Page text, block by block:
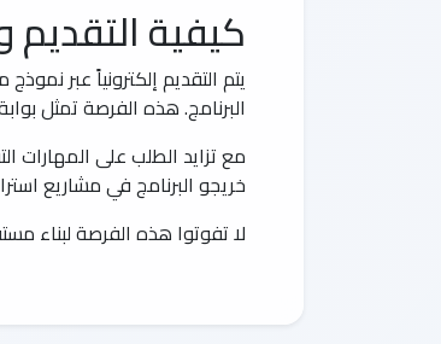
كيفية التقديم
يتم التقديم إلكترونياً عبر
البرنامج. هذه الفرصة تمثل
مع تزايد الطلب على المهارات
خريجو البرنامج في مشاريع
لا تفوتوا هذه الفرصة لبناء